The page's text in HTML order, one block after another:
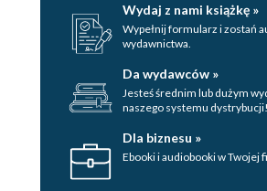
Wydaj z nami książkę »
Wypełnij formularz i zostań
wydawnictwa.
Da wydawców »
Jesteś średnim lub dużym
naszego systemu dystrybucji!
Dla biznesu »
Ebooki i audiobooki w Twojej